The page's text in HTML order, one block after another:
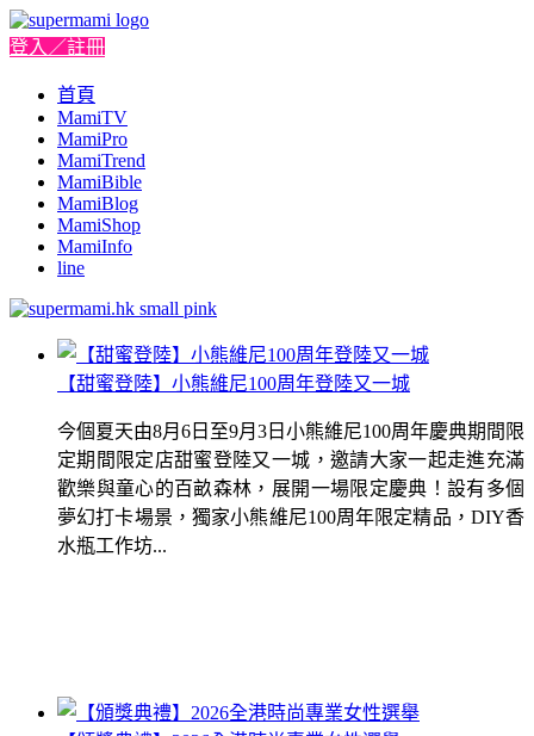
登入／註冊
首頁
MamiTV
MamiPro
MamiTrend
MamiBible
MamiBlog
MamiShop
MamiInfo
line
【甜蜜登陸】小熊維尼100周年登陸又一城
今個夏天由8月6日至9月3日小熊維尼100周年慶典期間限
定期間限定店甜蜜登陸又一城，邀請大家一起走進充滿
歡樂與童心的百畝森林，展開一場限定慶典！設有多個
夢幻打卡場景，獨家小熊維尼100周年限定精品，DIY香
水瓶工作坊...